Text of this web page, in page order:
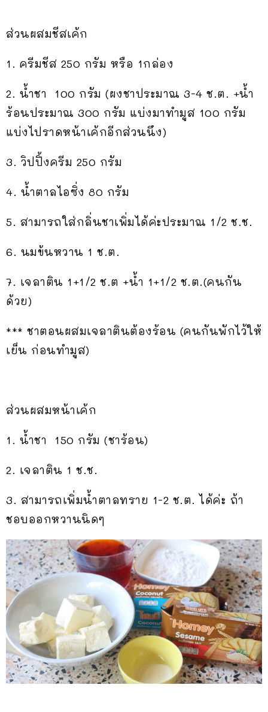
ส่วนผสมชีสเค้ก
1. ครีมชีส 250 กรัม หรือ 1กล่อง
2. น้ำชา 100 กรัม (ผงชาประมาณ 3-4 ช.ต. +น้ำ
ร้อนประมาณ 300 กรัม แบ่งมาทำมูส 100 กรัม
แบ่งไปราดหน้าเค้กอีกส่วนนึง)
3. วิปปิ้งครีม 250 กรัม
4. น้ำตาลไอซิ่ง 80 กรัม
5. สามารถใส่กลิ่นชาเพิ่มได้ค่ะประมาณ 1/2 ช.ช.
6. นมข้นหวาน 1 ช.ต.
7. เจลาติน 1+1/2 ช.ต +น้ำ 1+1/2 ช.ต.(คนกัน
ด้วย)
*** ชาตอนผสมเจลาตินต้องร้อน (คนกันพักไว้ให้
เย็น ก่อนทำมูส)
ส่วนผสมหน้าเค้ก
1. น้ำชา 150 กรัม (ชาร้อน)
2. เจลาติน 1 ช.ช.
3. สามารถเพิ่มน้ำตาลทราย 1-2 ช.ต. ได้ค่ะ ถ้า
ชอบออกหวานนิดๆ